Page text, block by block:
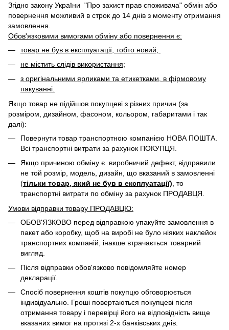
Згідно закону України "Про захист прав споживача" обмін або
повернення можливий в строк до 14 днів з моменту отримання
замовлення.
Обов'язковими вимогами обміну або повернення є:
товар не був в експлуатації, тобто новий;
не містить слідів використання;
з оригінальними ярликами та етикетками, в фірмовому
пакуванні.
Якщо товар не підійшов покупцеві з різних причин (за
розміром, дизайном, фасоном, кольором, габаритами і так
далі):
Повернути товар транспортною компанією НОВА ПОШТА.
Всі транспортні витрати за рахунок ПОКУПЦЯ.
Якщо причиною обміну є виробничий дефект, відправили
не той розмір, модель, дизайн, що вказаний в замовленні
(тільки товар, який не був в експлуатації) , то
транспортні витрати по обміну за рахунок ПРОДАВЦЯ. ​
Умови відправки товару ПРОДАВЦЮ:
ОБОВ'ЯЗКОВО перед відправкою упакуйте замовлення в
пакет або коробку, щоб на виробі не було ніяких наклейок
транспортних компаній, інакше втрачається товарний
вигляд.
Після відправки обов'язково повідомляйте номер
декларації.
Спосіб повернення коштів покупцю обговорюється
індивідуально. Гроші повертаються покупцеві після
отримання товару і перевірці його на відповідність вище
вказаних вимог на протязі 2-х банківських днів.